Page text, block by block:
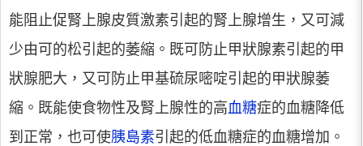
能阻止促腎上腺皮質激素引起的腎上腺增生，又可減
少由可的松引起的萎縮。既可防止甲狀腺素引起的甲
狀腺肥大，又可防止甲基硫尿嘧啶引起的甲狀腺萎
縮。既能使食物性及腎上腺性的高血糖症的血糖降低
到正常，也可使胰島素引起的低血糖症的血糖增加。